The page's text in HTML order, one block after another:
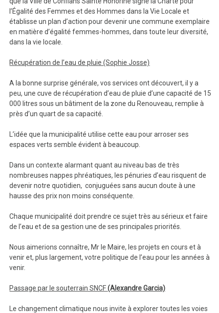
l’Égalité des Femmes et des Hommes dans la Vie Locale et
établisse un plan d’action pour devenir une commune exemplaire
en matière d’égalité femmes-hommes, dans toute leur diversité,
dans la vie locale.
Récupération de l’eau de pluie (Sophie Josse)
A la bonne surprise générale, vos services ont découvert, il y a
peu, une cuve de récupération d’eau de pluie d’une capacité de 15
000 litres sous un bâtiment de la zone du Renouveau, remplie à
près d’un quart de sa capacité.
L’idée que la municipalité utilise cette eau pour arroser ses
espaces verts semble évident à beaucoup.
Dans un contexte alarmant quant au niveau bas de très
nombreuses nappes phréatiques, les pénuries d’eau risquent de
devenir notre quotidien, conjuguées sans aucun doute à une
hausse des prix non moins conséquente.
Chaque municipalité doit prendre ce sujet très au sérieux et faire
de l’eau et de sa gestion une de ses principales priorités.
Nous aimerions connaître, Mr le Maire, les projets en cours et à
venir et, plus largement, votre politique de l’eau pour les années à
venir.
Passage par le souterrain SNCF(Alexandre Garcia)
Le changement climatique nous invite à explorer toutes les voies